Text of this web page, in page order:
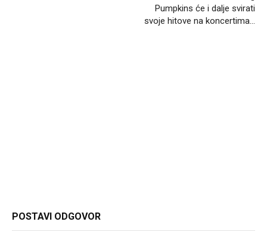
Pumpkins će i dalje svirati
svoje hitove na koncertima…
POSTAVI ODGOVOR